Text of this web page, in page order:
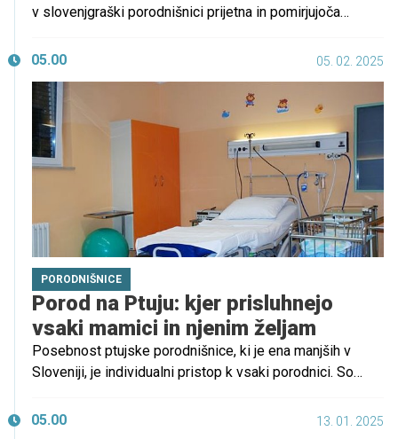
v slovenjgraški porodnišnici prijetna in pomirjujoča
izbiri načina poroda in lajšanja bolečin, pri čemer
analgezijo, TENS terapijo, aromaterapijo in celo shiatsu
masažo.
05.00 05. 02. 2025
PORODNIŠNICE
Porod na Ptuju: kjer prisluhnejo
vsaki mamici in njenim željam
Posebnost ptujske porodnišnice, ki je ena manjših v
Sloveniji, je individualni pristop k vsaki porodnici. So
omogočajo sobivanje partnerja.
05.00 13. 01. 2025